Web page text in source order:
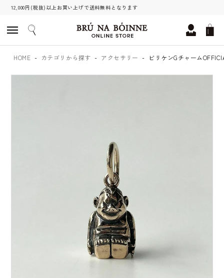
12,000円(税抜)以上お買い上げで送料無料となります
HOME カテゴリから探す アクセサリー ビリケンGチャーム